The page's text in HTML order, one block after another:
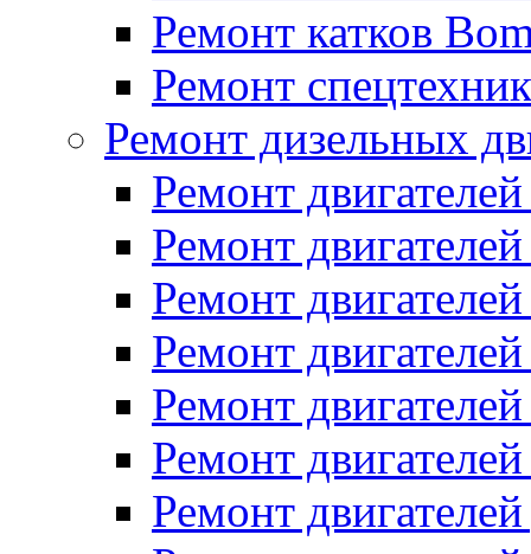
Ремонт катков
Ремонт
Ремонт дизельных
Ремонт
Ремонт
Ремонт
Ремонт
Ремонт
Ремонт
Ремонт